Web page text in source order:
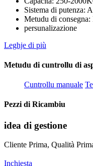
Sistema di putenza:
Metudu di
persunalizazione
Leghje di più
Metudu di cuntrollu di
Cuntrollu manuale
Pezzi di Ricambiu
idea di gestione
Cliente Prima, Qualità
Inchiesta